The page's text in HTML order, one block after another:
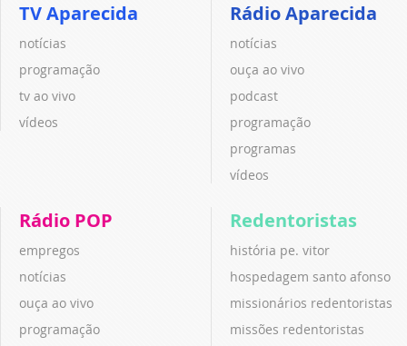
TV Aparecida
notícias
programação
tv ao vivo
vídeos
Rádio Aparecida
notícias
ouça ao vivo
podcast
programação
programas
vídeos
Rádio POP
empregos
notícias
ouça ao vivo
programação
Redentoristas
história pe. vitor
hospedagem santo afonso
missionários redentoristas
missões redentoristas